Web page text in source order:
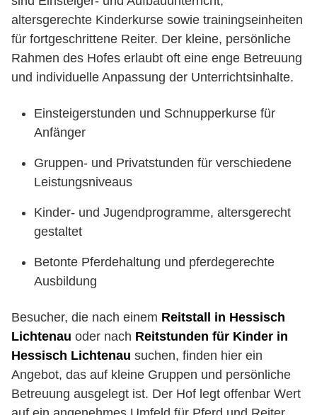
altersgerechte Kinderkurse sowie trainingseinheiten
für fortgeschrittene Reiter. Der kleine, persönliche
Rahmen des Hofes erlaubt oft eine enge Betreuung
und individuelle Anpassung der Unterrichtsinhalte.
Einsteigerstunden und Schnupperkurse für
Anfänger
Gruppen- und Privatstunden für verschiedene
Leistungsniveaus
Kinder- und Jugendprogramme, altersgerecht
gestaltet
Betonte Pferdehaltung und pferdegerechte
Ausbildung
Besucher, die nach einem Reitstall in Hessisch
Lichtenau oder nach Reitstunden für Kinder in
Hessisch Lichtenau suchen, finden hier ein
Angebot, das auf kleine Gruppen und persönliche
Betreuung ausgelegt ist. Der Hof legt offenbar Wert